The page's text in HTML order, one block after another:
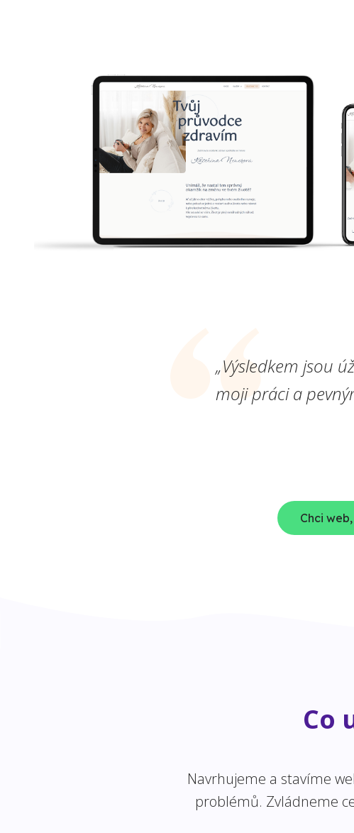
„Výsledkem jsou
moji práci a
Chci
Co
Navrhujeme a stavíme
problémů. Zvládneme